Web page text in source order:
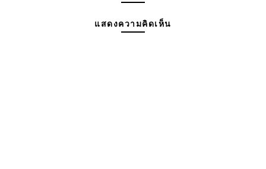
แสดงความคิดเห็น